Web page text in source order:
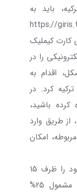
باید به
https://
کارت کیملیک
را در
اقدام به
کرد. در
باشید،
از طریق وارد
امکان
چنانچه، شما جریمه‌های رانندگی خود را ظرف 15
روز از تاریخ صدور پرداخت کنید، مشمول 25%